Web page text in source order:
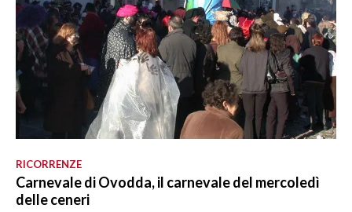
RICORRENZE
Carnevale di Ovodda, il carnevale del mercoledì
delle ceneri